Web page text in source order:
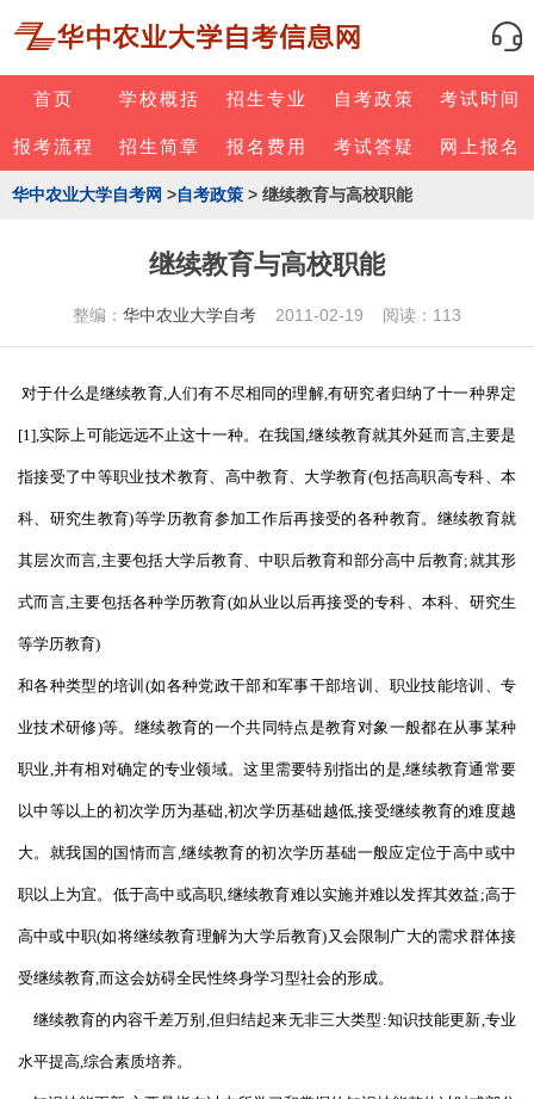
首页 学校概括 招生专业 自考政策 考试时间
报考流程 招生简章 报名费用 考试答疑 网上报名
华中农业大学自考网 >自考政策 > 继续教育与高校职能
继续教育与高校职能
整编： 华中农业大学自考 2011-02-19 阅读：113
对于什么是继续教育,人们有不尽相同的理解,有研究者归纳了十一种界定
[1],实际上可能远远不止这十一种。在我国,继续教育就其外延而言,主要是
指接受了中等职业技术教育、高中教育、大学教育(包括高职高专科、本
科、研究生教育)等学历教育参加工作后再接受的各种教育。继续教育就
其层次而言,主要包括大学后教育、中职后教育和部分高中后教育;就其形
式而言,主要包括各种学历教育(如从业以后再接受的专科、本科、研究生
等学历教育)
和各种类型的培训(如各种党政干部和军事干部培训、职业技能培训、专
业技术研修)等。继续教育的一个共同特点是教育对象一般都在从事某种
职业,并有相对确定的专业领域。这里需要特别指出的是,继续教育通常要
以中等以上的初次学历为基础,初次学历基础越低,接受继续教育的难度越
大。就我国的国情而言,继续教育的初次学历基础一般应定位于高中或中
职以上为宜。低于高中或高职,继续教育难以实施并难以发挥其效益;高于
高中或中职(如将继续教育理解为大学后教育)又会限制广大的需求群体接
受继续教育,而这会妨碍全民性终身学习型社会的形成。
继续教育的内容千差万别,但归结起来无非三大类型:知识技能更新,专业
水平提高,综合素质培养。